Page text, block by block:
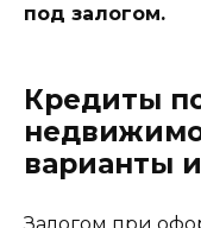
под залогом.
Кредиты
варианты
Залогом при